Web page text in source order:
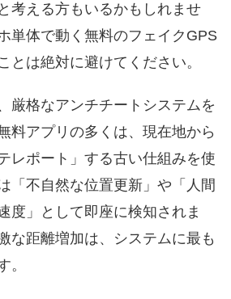
考える方もいるかもしれませ
単体で動く無料のフェイクGPS
とは絶対に避けてください。
厳格なアンチチートシステムを
料アプリの多くは、現在地から
レポート」する古い仕組みを使
「不自然な位置更新」や「人間
度」として即座に検知されま
な距離増加は、システムに最も
。